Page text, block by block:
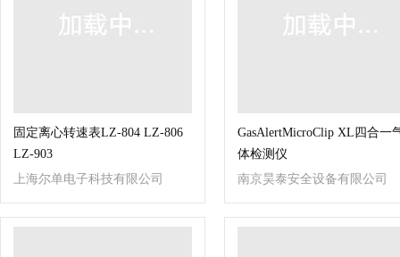
固定离心转速表LZ-804 LZ-806
LZ-903
上海尔单电子科技有限公司
GasAlertMicroClip XL四合一
体检测仪
南京昊泰安全设备有限公司